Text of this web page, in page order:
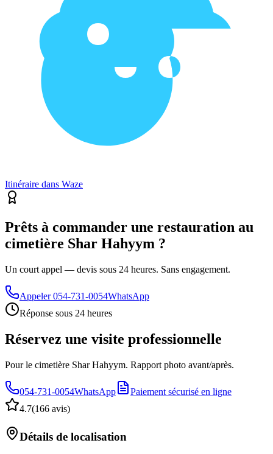
Itinéraire dans Waze
Prêts à commander une restauration au
cimetière Shar Hahyym ?
Un court appel — devis sous 24 heures. Sans engagement.
Appeler 054-731-0054WhatsApp
Réponse sous 24 heures
Réservez une visite professionnelle
Pour le cimetière Shar Hahyym. Rapport photo avant/après.
054-731-0054WhatsApp
Paiement sécurisé en ligne
4.7(166 avis)
Détails de localisation